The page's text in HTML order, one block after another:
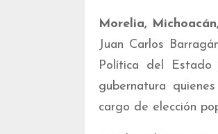
Morelia,
Juan Carlos
Política del
gubernatura
cargo de elección